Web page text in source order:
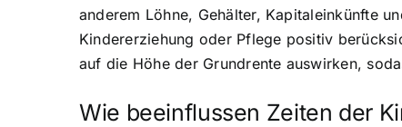
anderem Löhne, Gehälter, Kapitaleinkünfte
Kindererziehung oder Pflege positiv
auf die Höhe der Grundrente auswirken,
Wie beeinflussen Zeiten der